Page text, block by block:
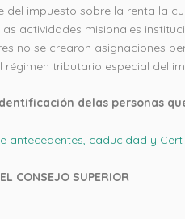
del impuesto sobre la renta la
actividades misionales
no se crearon asignaciones
régimen tributario especial del
delas personas
antecedentes, caducidad y Cert
CONSEJO SUPERIOR